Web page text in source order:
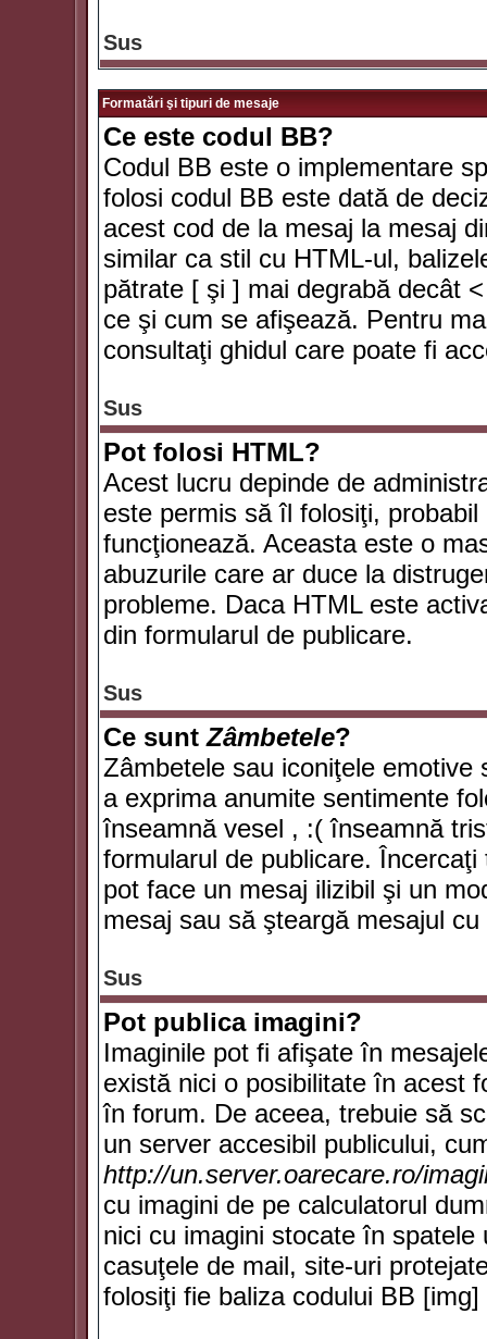
Sus
Formatări şi tipuri de mesaje
Ce este codul BB?
Codul BB este o implementare
folosi codul BB este dată de
acest cod de la mesaj la mesaj
similar ca stil cu HTML-ul,
pătrate [ şi ] mai degrabă decât
ce şi cum se afişează. Pentru
consultaţi ghidul care poate fi
Sus
Pot folosi HTML?
Acest lucru depinde de
este permis să îl folosiţi,
funcţionează. Aceasta este o
abuzurile care ar duce la
probleme. Daca HTML este
din formularul de publicare.
Sus
Ce suntZâmbetele?
Zâmbetele sau iconiţele
a exprima anumite sentimente
înseamnă vesel , :( înseamnă
formularul de publicare.
pot face un mesaj ilizibil şi un
mesaj sau să şteargă mesajul cu
Sus
Pot publica imagini?
Imaginile pot fi afişate în
există nici o posibilitate în acest
în forum. De aceea, trebuie să
un server accesibil publicului,
http://un.server.oarecare.ro/
cu imagini de pe calculatorul
nici cu imagini stocate în
casuţele de mail, site-uri
folosiţi fie baliza codului BB